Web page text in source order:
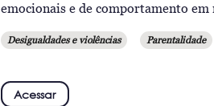
emocionais e de comportamento
Desigualdades e violências Parentalidade
Acessar